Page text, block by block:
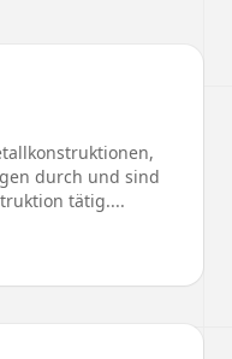
durch und sind
tätig....